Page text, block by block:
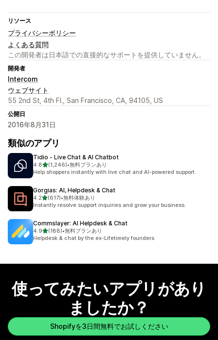
リソース
プライバシーポリシー
よくある質問
この開発者は日本語での直接的なサポートを提供していません。
開発者
Intercom
ウェブサイト
55 2nd St, 4th Fl., San Francisco, CA, 94105, US
公開日
2016年8月31日
類似のアプリ
Tidio ‑ Live Chat & AI Chatbot
4.85つ星中
(1,246)
合計レビュー数：1246件
•無料プランあり
Help shoppers instantly with live chat and AI-powered support.
Gorgias: AI, Helpdesk & Chat
4.25つ星中
(617)
合計レビュー数：617件
•無料体験あり
Instantly resolve support inquiries and grow your business.
Commslayer: AI Helpdesk & Chat
4.95つ星中
(188)
合計レビュー数：188件
•無料プランあり
Helpdesk & chat by the ex-Lifetimely founders
使ってみたいアプリがあり
ましたか？
Shopifyを3日間無料でお試しください